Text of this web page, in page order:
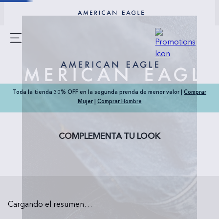
Toda la tienda 30% OFF en la segunda prenda de menor valor | Comprar
Mujer| Comprar Hombre
COMPLEMENTA TU LOOK
Cargando el resumen…